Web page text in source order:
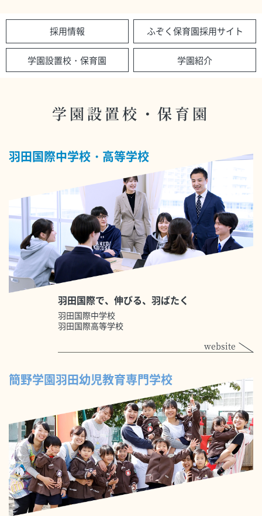
採用情報 ふぞく保育園採用サイト
学園設置校・保育園 学園紹介
学園設置校・保育園
羽田国際中学校・高等学校
羽田国際で、伸びる、羽ばたく
羽田国際中学校
羽田国際高等学校
website
簡野学園羽田幼児教育専門学校